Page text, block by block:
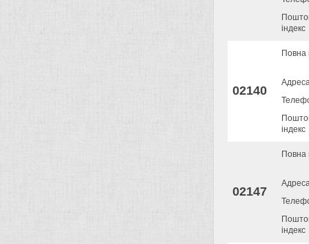
індекс
02140
Повна
індекс
02147
Повна
індекс